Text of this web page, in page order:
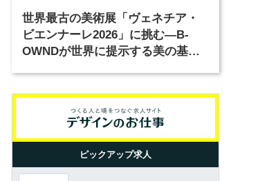
世界最古の美術展「ヴェネチア・
ビエンナーレ2026」に挑む―B-
OWNDが世界に提示する美の基準
ピックアップ求人